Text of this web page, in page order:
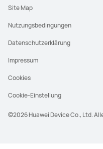
©2026 Huawei Device Co., Ltd.
Site Map
Nutzungsbedingungen
Datenschutzerklärung
Impressum
Cookies
Cookie-Einstellung